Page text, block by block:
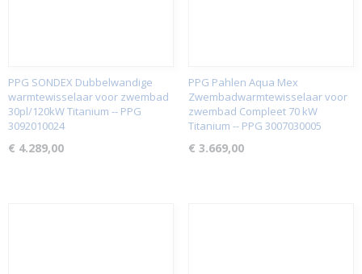
PPG SONDEX Dubbelwandige
warmtewisselaar voor zwembad
30pl/120kW Titanium -- PPG
3092010024
€ 4.289,00
PPG Pahlen Aqua Mex
Zwembadwarmtewisselaar voor
zwembad Compleet 70 kW
Titanium -- PPG 3007030005
€ 3.669,00